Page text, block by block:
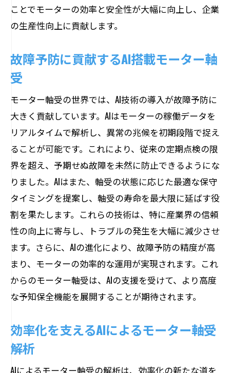
ことでモーターの効率と安全性が大幅に向上し、企業
の生産性向上に貢献します。
故障予防に貢献するAI搭載モーター軸
受
モーター軸受の世界では、AI技術の導入が故障予防に
大きく貢献しています。AIはモーターの稼働データを
リアルタイムで解析し、異常の兆候を初期段階で捉え
ることが可能です。これにより、従来の定期点検の限
界を超え、予期せぬ故障を未然に防止できるようにな
りました。AIはまた、軸受の状態に応じた最適な保守
タイミングを提案し、軸受の寿命を最大限に延ばす役
割を果たします。これらの技術は、特に産業界の信頼
性の向上に寄与し、トラブルの発生を大幅に減少させ
ます。さらに、AIの進化により、故障予防の精度が高
まり、モーターの効率的な運用が実現されます。これ
からのモーター軸受は、AIの支援を受けて、より高度
な予知保全機能を展開することが期待されます。
効率化を支えるAIによるモーター軸受
解析
AIによるモーター軸受の解析は、効率化の新たな道を